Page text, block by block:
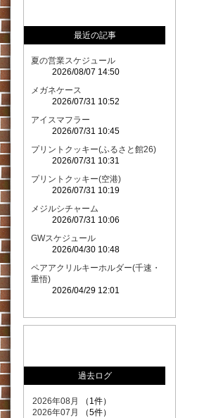
最近の記事
夏の営業スケジュール
2026/08/07 14:50
メガネケース
2026/07/31 10:52
アイスマフラー
2026/07/31 10:45
プリントクッキー(ふるさと館26)
2026/07/31 10:31
プリントクッキー(空港)
2026/07/31 10:19
メジルシチャーム
2026/07/31 10:06
GWスケジュール
2026/04/30 10:48
ペアアクリルキーホルダー(千速・
重悟)
2026/04/29 12:01
過去ログ
2026年08月
（1件）
2026年07月
（5件）